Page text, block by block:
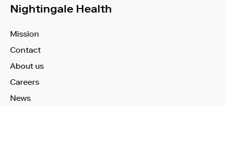
Nightingale Health
Mission
Contact
About us
Careers
News